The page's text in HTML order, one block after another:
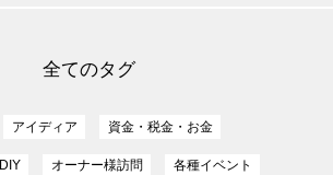
全てのタグ
アイディア 資金・税金・お金
DIY オーナー様訪問 各種イベント